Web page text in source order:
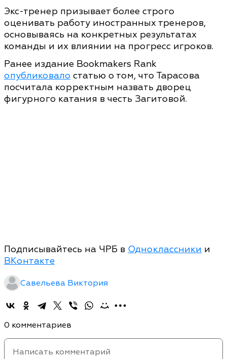
Экс-тренер призывает более строго
оценивать работу иностранных тренеров,
основываясь на конкретных результатах
команды и их влиянии на прогресс игроков.
Ранее издание Bookmakers Rank
опубликовало статью о том, что Тарасова
посчитала корректным назвать дворец
фигурного катания в честь Загитовой.
Подписывайтесь на ЧРБ в Одноклассники и
ВКонтакте
Савельева Виктория
0 комментариев